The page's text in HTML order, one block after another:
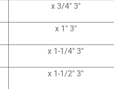
3″ x 3/4″
3″ x 1″
3″ x 1-1/4″
3″ x 1-1/2″